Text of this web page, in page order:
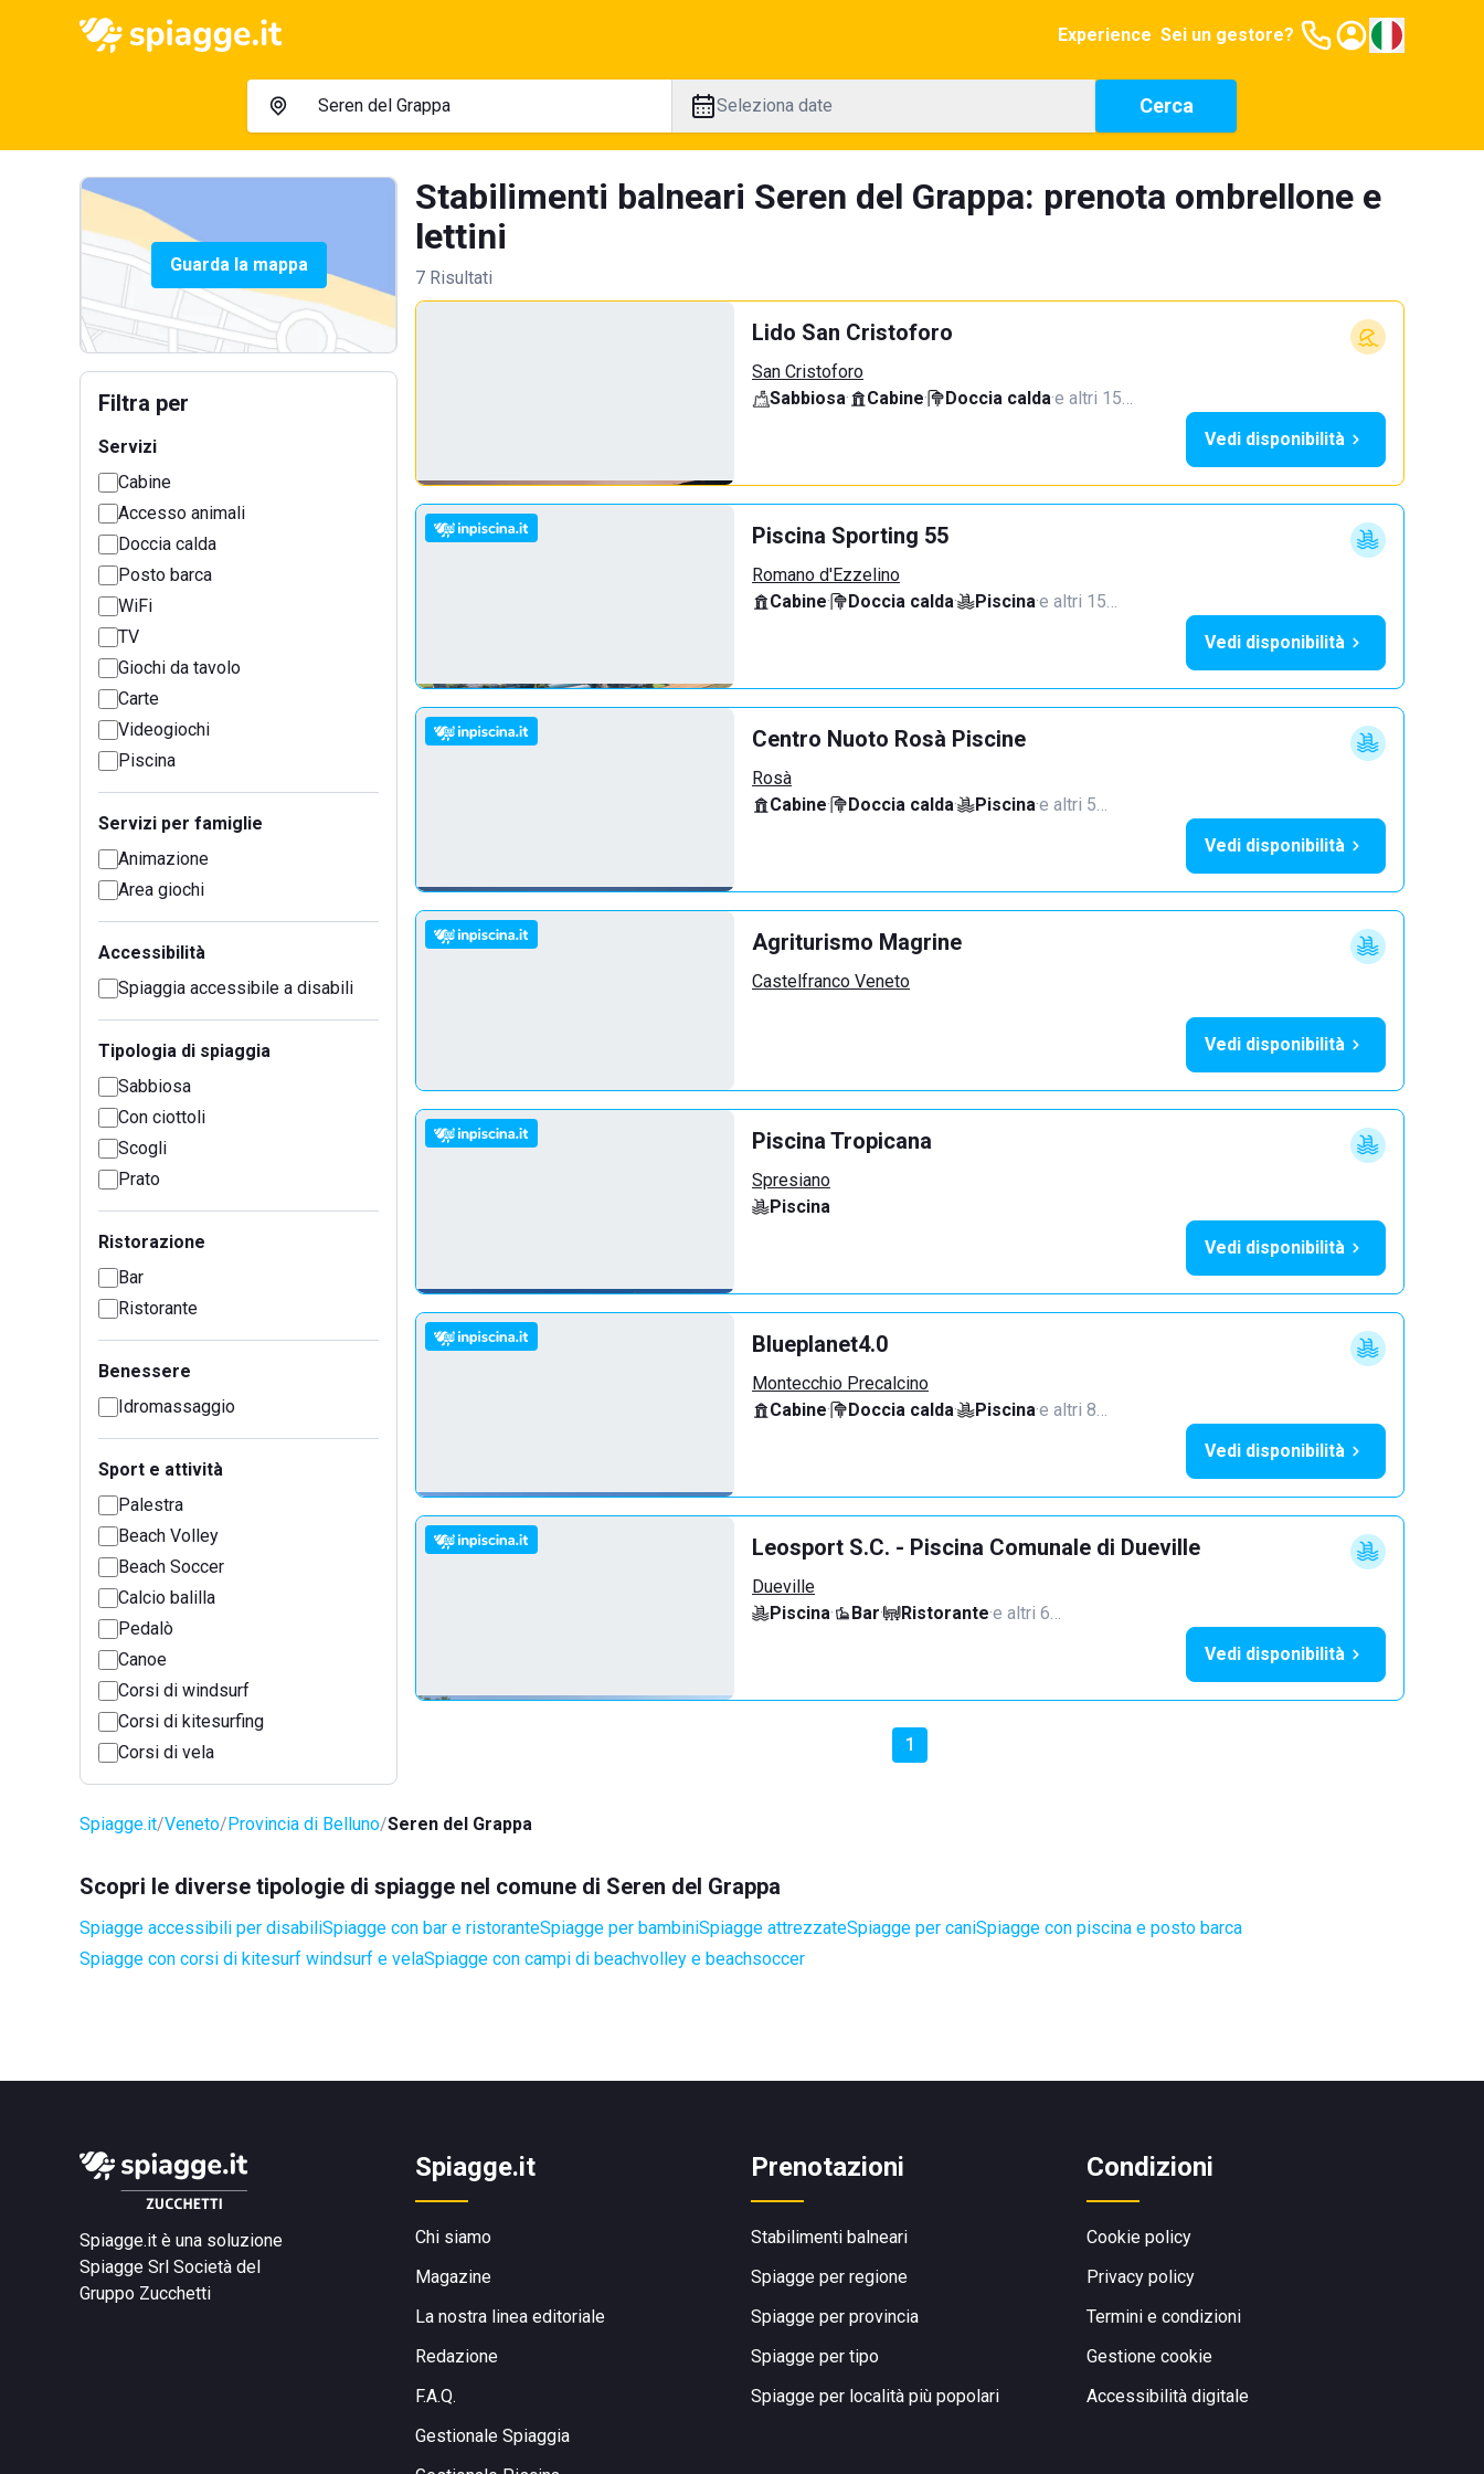
Experience Sei un gestore?
Seleziona date Cerca
Guarda la mappa
Filtra per
Servizi
Cabine
Accesso animali
Doccia calda
Posto barca
WiFi
TV
Giochi da tavolo
Carte
Videogiochi
Piscina
Servizi per famiglie
Animazione
Area giochi
Accessibilità
Spiaggia accessibile a disabili
Tipologia di spiaggia
Sabbiosa
Con ciottoli
Scogli
Prato
Ristorazione
Bar
Ristorante
Benessere
Idromassaggio
Sport e attività
Palestra
Beach Volley
Beach Soccer
Calcio balilla
Pedalò
Canoe
Corsi di windsurf
Corsi di kitesurfing
Corsi di vela
Stabilimenti balneari Seren del Grappa: prenota ombrellone e
lettini
7 Risultati
Lido San Cristoforo
San Cristoforo
Sabbiosa· Cabine· Doccia calda·e altri 15…
Vedi disponibilità
Piscina Sporting 55
Romano d'Ezzelino
Cabine· Doccia calda· Piscina·e altri 15…
Vedi disponibilità
Centro Nuoto Rosà Piscine
Rosà
Cabine· Doccia calda· Piscina·e altri 5…
Vedi disponibilità
Agriturismo Magrine
Castelfranco Veneto
Vedi disponibilità
Piscina Tropicana
Spresiano
Piscina
Vedi disponibilità
Blueplanet4.0
Montecchio Precalcino
Cabine· Doccia calda· Piscina·e altri 8…
Vedi disponibilità
Leosport S.C. - Piscina Comunale di Dueville
Dueville
Piscina· Bar· Ristorante·e altri 6…
Vedi disponibilità
1
Spiagge.it Veneto Provincia di Belluno Seren del Grappa
Scopri le diverse tipologie di spiagge nel comune di Seren del Grappa
Spiagge accessibili per disabiliSpiagge con bar e ristoranteSpiagge per bambiniSpiagge attrezzateSpiagge per caniSpiagge con piscina e posto barca
Spiagge con corsi di kitesurf windsurf e velaSpiagge con campi di beachvolley e beachsoccer
Spiagge.it è una soluzione
Spiagge Srl Società del
Gruppo Zucchetti
Spiagge.it
Chi siamo
Magazine
La nostra linea editoriale
Redazione
F.A.Q.
Gestionale Spiaggia
Prenotazioni
Stabilimenti balneari
Spiagge per regione
Spiagge per provincia
Spiagge per tipo
Spiagge per località più popolari
Condizioni
Cookie policy
Privacy policy
Termini e condizioni
Gestione cookie
Accessibilità digitale